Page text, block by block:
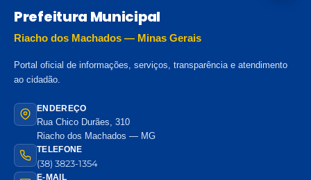
Prefeitura Municipal
Riacho dos Machados — Minas Gerais
Portal oficial de informações, serviços, transparência e atendimento
ao cidadão.
ENDEREÇO
Rua Chico Durães, 310
Riacho dos Machados — MG
TELEFONE
(38) 3823-1354
E-MAIL